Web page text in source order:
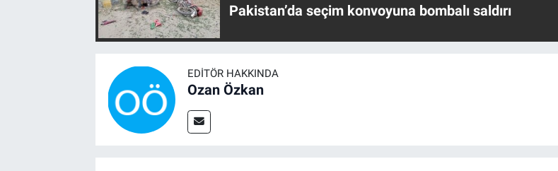
Pakistan’da seçim konvoyuna bombalı saldırı
EDITÖR HAKKINDA
Ozan Özkan